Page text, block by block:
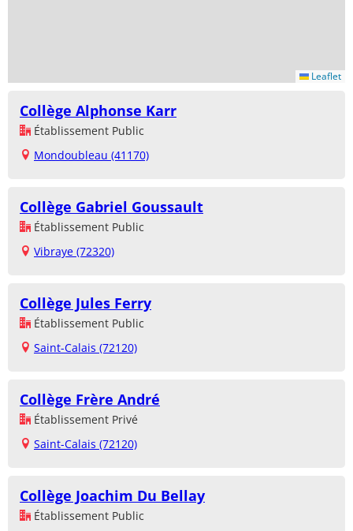
Leaflet
Collège Alphonse Karr
Établissement Public
Mondoubleau (41170)
Collège Gabriel Goussault
Établissement Public
Vibraye (72320)
Collège Jules Ferry
Établissement Public
Saint-Calais (72120)
Collège Frère André
Établissement Privé
Saint-Calais (72120)
Collège Joachim Du Bellay
Établissement Public